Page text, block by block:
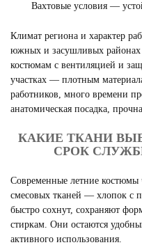
Вахтовые условия —
Климат региона и характер
южных и засушливых районах
костюмам с вентиляцией и
участках — плотным
работников, много времени
анатомическая посадка,
КАКИЕ ТКАНИ
СРОК
Современные летние костюмы
смесовых тканей — хлопок с
быстро сохнут, сохраняют
стиркам. Они остаются
активного использования.